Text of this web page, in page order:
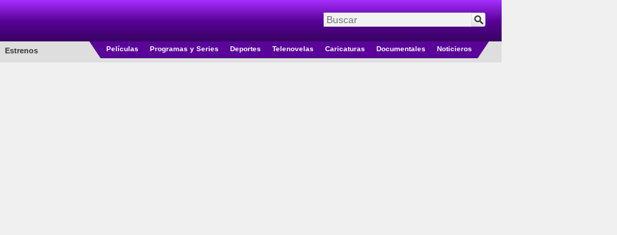
Estrenos Películas Programas y Series Deportes Telenovelas Caricaturas Documentales Noticieros